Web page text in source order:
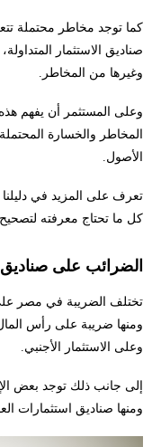
كما توجد مخاطر محتملة
صناديق الاستثمار
وغيرها من المخاطر.
وعلى المستثمر أن يفهم
المخاطر والخسارة
الأصول.
تعرف على المزيد في
كل ما تحتاج معرفته
الضرائب على صناديق
تختلف الضريبة في مصر
ومنها ضريبة على رأس
وعلى الاستثمار الأجنبي.
إلى جانب ذلك توجد بعض
ومنها صناديق استثمارات